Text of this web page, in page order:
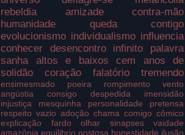
rebeldia
amizade
contra-mão
humanidade
queda
contigo
evolucionismo individualismo influencia
conhecer
desencontro infinito
palavra
sanha
altos e baixos
cem anos de
solidão
coração falatório tremendo
ensimesmado poeira rompimento
vento
angústia
consigo despedida
imensidão
injustiça
mesquinha personalidade
pretensa
respeito vazio adoção chama comigo cômico
explicação
fardo olhar sinapses
vaidade
amazônia equilibrio gostosa honestidade ilusão